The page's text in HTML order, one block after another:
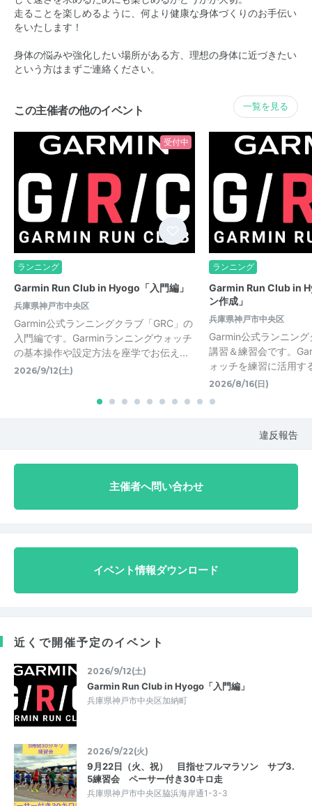
走ることを楽しめるように、何より健康な身体づくりのお手伝い
をいたします！
身体の悩みや強化したい場所がある方、理想の身体に近づきたい
という方はまずご連絡ください。
この主催者の他のイベント 一覧を見る
受付中
ランニング
Garmin Run Club in Hyogo「入門編」
兵庫県神戸市中央区
Garmin公式ランニングクラブ「GRC」の
入門編です。Garminランニングウォッチ
の基本操作や設定方法を座学でお伝え...
2026/9/12(土)
ランニング
Garmin Run Club in
ン作成」
兵庫県神戸市中央区
Garmin公式ランニン
講習＆練習会です。
ォッチを練習に活用す
2026/8/16(日)
違反報告
主催者へ問い合わせ
イベント情報ダウンロード
近くで開催予定のイベント
2026/9/12(土)
Garmin Run Club in Hyogo「入門編」
兵庫県神戸市中央区加納町
2026/9/22(火)
9月22日（火、祝） 目指せフルマラソン サブ3.
5練習会 ペーサー付き30キロ走
兵庫県神戸市中央区脇浜海岸通1-3-3